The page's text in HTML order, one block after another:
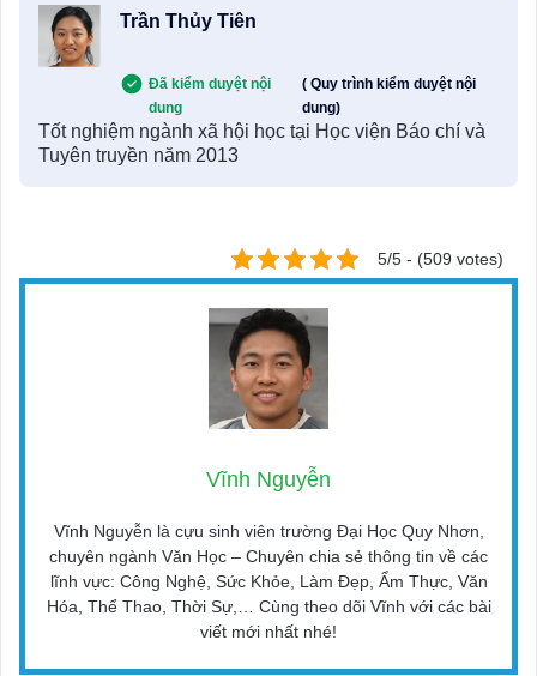
Trần Thủy Tiên
Đã kiểm duyệt nội
dung
( Quy trình kiểm duyệt nội
dung)
Tốt nghiệm ngành xã hội học tại Học viện Báo chí và
Tuyên truyền năm 2013
5/5 - (509 votes)
Vĩnh Nguyễn
Vĩnh Nguyễn là cựu sinh viên trường Đại Học Quy Nhơn,
chuyên ngành Văn Học – Chuyên chia sẻ thông tin về các
lĩnh vực: Công Nghệ, Sức Khỏe, Làm Đẹp, Ẩm Thực, Văn
Hóa, Thể Thao, Thời Sự,… Cùng theo dõi Vĩnh với các bài
viết mới nhất nhé!